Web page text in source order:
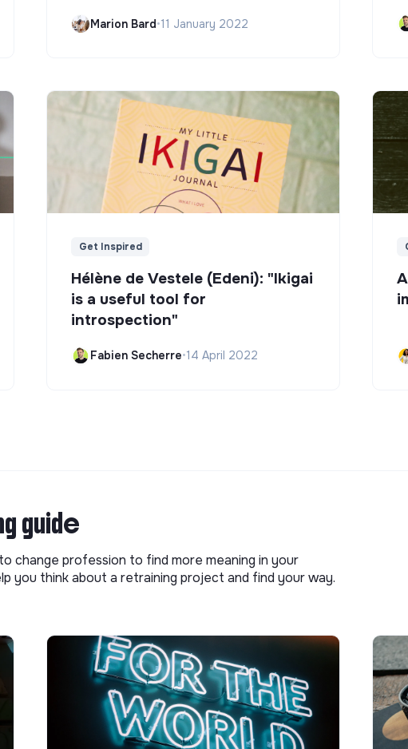
Marion Bard•11 January 2022
Get Inspired
Hélène de Vestele (Edeni): "Ikigai
is a useful tool for
introspection"
Fabien Secherre•14 April 2022
guide
change profession to find more meaning in your
you think about a retraining project and find your way.